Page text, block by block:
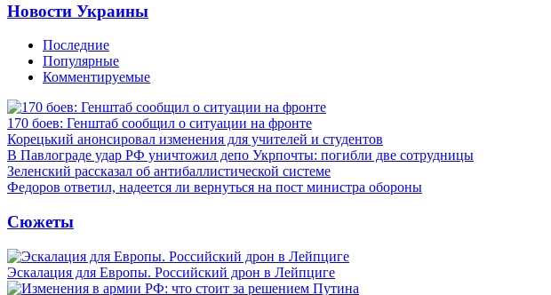
Новости Украины
Последние
Популярные
Комментируемые
170 боев: Генштаб сообщил о ситуации на фронте
Корецький анонсировал изменения для учителей и студентов
В Павлограде удар РФ уничтожил депо Укрпочты: погибли две сотрудницы
Зеленский рассказал об антибаллистической системе
Федоров ответил, надеется ли вернуться на пост министра обороны
Сюжеты
Эскалация для Европы. Российский дрон в Лейпциге